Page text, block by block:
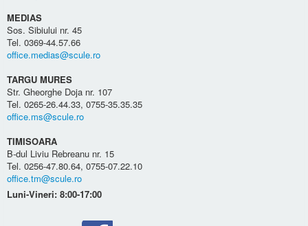
MEDIAS
Sos. Sibiului nr. 45
Tel. 0369-44.57.66
office.medias@scule.ro
TARGU MURES
Str. Gheorghe Doja nr. 107
Tel. 0265-26.44.33, 0755-35.35.35
office.ms@scule.ro
TIMISOARA
B-dul Liviu Rebreanu nr. 15
Tel. 0256-47.80.64, 0755-07.22.10
office.tm@scule.ro
Luni-Vineri: 8:00-17:00